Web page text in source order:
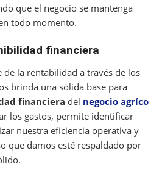
que el negocio se mantenga
todo momento.
financiera
de la rentabilidad a través de los
brinda una sólida base para
financiera del negocio agríco
los gastos, permite identificar
nuestra eficiencia operativa y
que damos esté respaldado por